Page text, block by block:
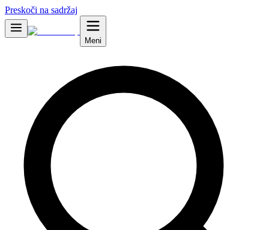
Preskoči na sadržaj
Meni